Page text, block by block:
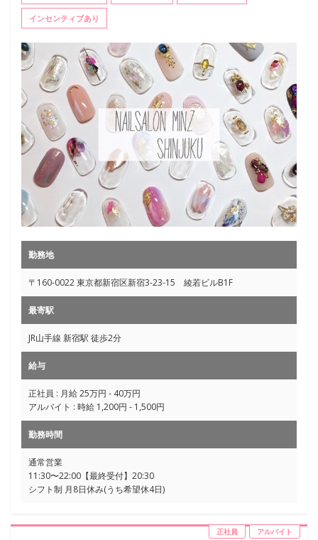
インセンティブあり
勤務地
〒160-0022 東京都新宿区新宿3-23-15 綾若ビルB1F
最寄駅
JR山手線 新宿駅 徒歩2分
給与
正社員 : 月給 25万円 - 40万円
アルバイト : 時給 1,200円 - 1,500円
勤務時間
通常営業
11:30〜22:00【最終受付】20:30
シフト制 月8日休み(うち希望休4日)
正社員 アルバイト